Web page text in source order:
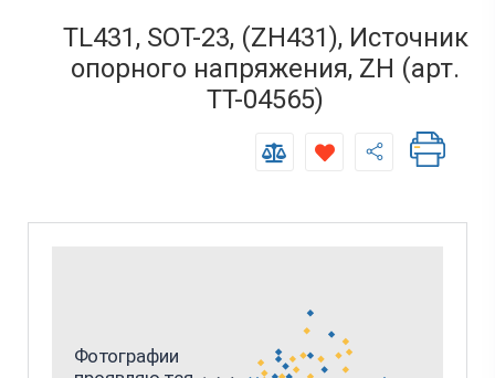
TL431, SOT-23, (ZH431), Источник
опорного напряжения, ZH (арт.
TT-04565)